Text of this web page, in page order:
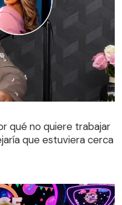
qué no quiere trabajar
que estuviera cerca